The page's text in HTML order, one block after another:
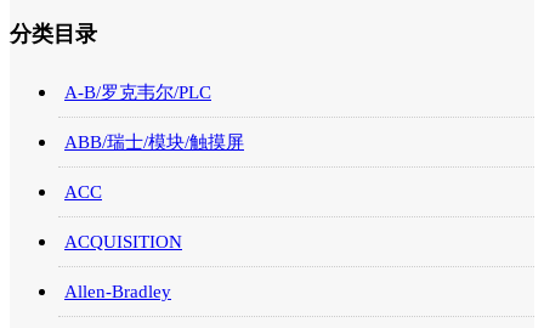
分类目录
A-B/罗克韦尔/PLC
ABB/瑞士/模块/触摸屏
ACC
ACQUISITION
Allen-Bradley